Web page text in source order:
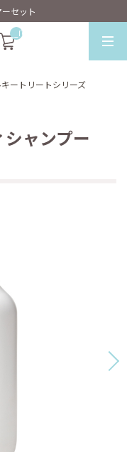
セット
__ITM_CNT__
キートリートシリーズ
ャンプー